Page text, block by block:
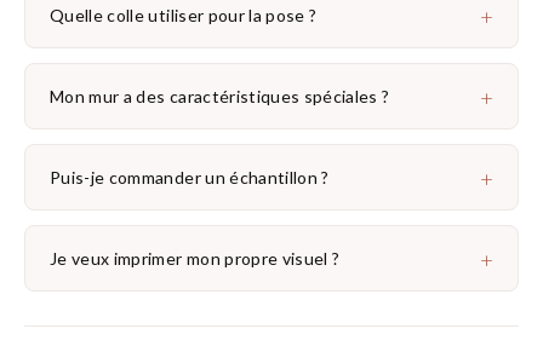
Quelle colle utiliser pour la pose ? +
Mon mur a des caractéristiques spéciales ? +
Puis-je commander un échantillon ? +
Je veux imprimer mon propre visuel ? +